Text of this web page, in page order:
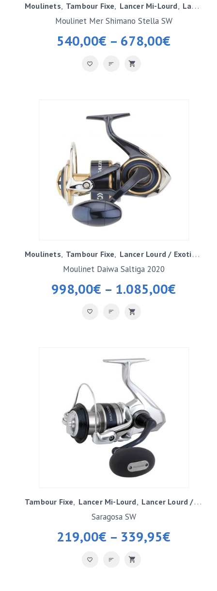
Moulinets Tambour Fixe Lancer Mi-Lourd Lancer Lourd / Exotique
540,00€ – 678,00€
Moulinet Mer Shimano Stella SW
Moulinets Tambour Fixe Lancer Lourd / Exotique
998,00€ – 1.085,00€
Moulinet Daiwa Saltiga 2020
Tambour Fixe Lancer Mi-Lourd Lancer Lourd / Exotique
219,00€ – 339,95€
Saragosa SW